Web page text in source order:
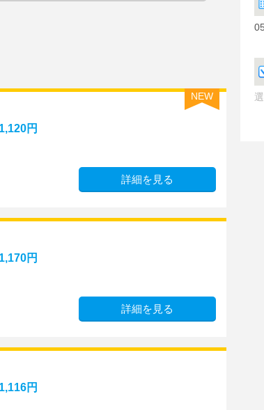
NEW
円
詳細を見る
円
詳細を見る
円